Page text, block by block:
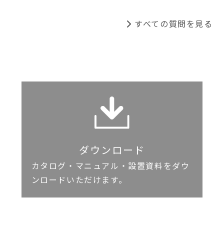
すべての質問を見る
ダウンロード
カタログ・マニュアル・設置資料をダウ
ンロードいただけます。